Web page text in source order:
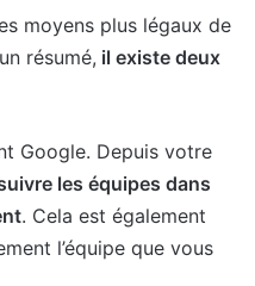
moyens plus légaux de
résumé, il existe deux
Google. Depuis votre
les équipes dans
. Cela est également
l’équipe que vous